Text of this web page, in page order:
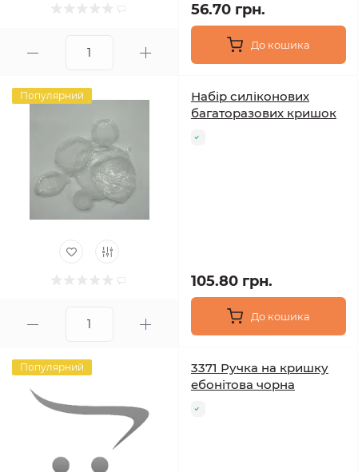
56.70 грн.
До кошика
Популярний
Набір силіконових
багаторазових кришок
105.80 грн.
До кошика
Популярний
3371 Ручка на кришку
ебонітова чорна